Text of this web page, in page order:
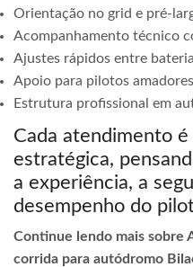
Orientação no grid e pré-
Acompanhamento técnico
Ajustes rápidos entre
Apoio para pilotos
Estrutura profissional em
Cada atendimento
estratégica,
a experiência, a
desempenho do
Continue lendo mais sobre
corrida para autódromo